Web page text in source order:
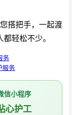
搭把手，一起渡
轻松不少。
务
服务
信小程序
心护工